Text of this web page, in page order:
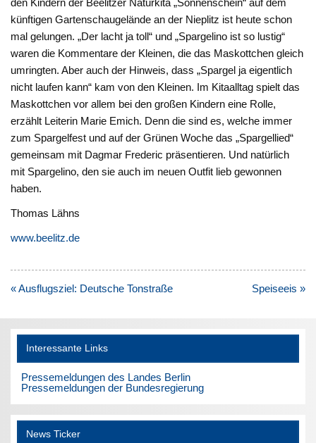
künftigen Gartenschaugelände an der Nieplitz ist heute schon
mal gelungen. „Der lacht ja toll“ und „Spargelino ist so lustig“
waren die Kommentare der Kleinen, die das Maskottchen gleich
umringten. Aber auch der Hinweis, dass „Spargel ja eigentlich
nicht laufen kann“ kam von den Kleinen. Im Kitaalltag spielt das
Maskottchen vor allem bei den großen Kindern eine Rolle,
erzählt Leiterin Marie Emich. Denn die sind es, welche immer
zum Spargelfest und auf der Grünen Woche das „Spargellied“
gemeinsam mit Dagmar Frederic präsentieren. Und natürlich
mit Spargelino, den sie auch im neuen Outfit lieb gewonnen
haben.
Thomas Lähns
www.beelitz.de
Beitragsnavigation
« Ausflugsziel: Deutsche Tonstraße Speiseeis »
Interessante Links
Pressemeldungen des Landes Berlin
Pressemeldungen der Bundesregierung
News Ticker